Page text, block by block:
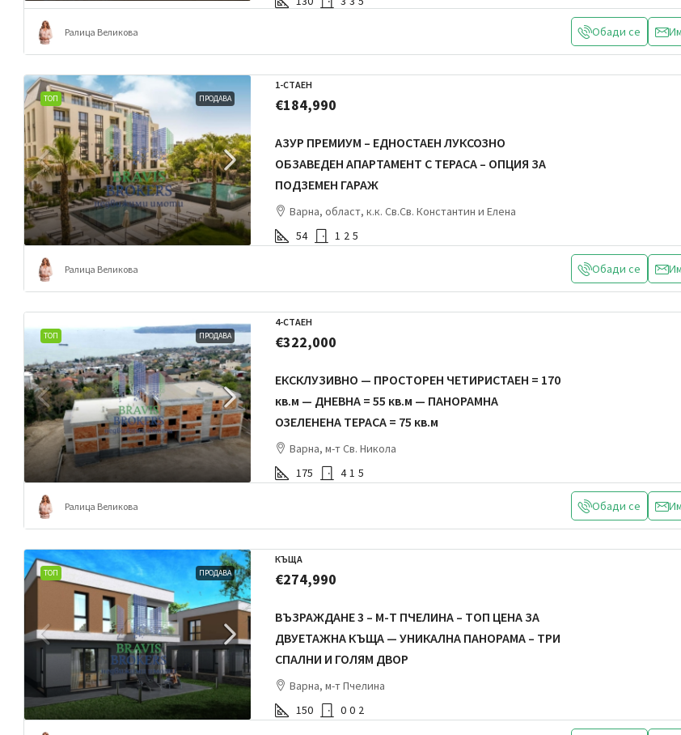
Ралица Великова Обади се
ТОП ПРОДАВА
1-СТАЕН
€184,990
АЗУР ПРЕМИУМ – ЕДНОСТАЕН ЛУКСОЗНО
ОБЗАВЕДЕН АПАРТАМЕНТ С ТЕРАСА – ОПЦИЯ ЗА
ПОДЗЕМЕН ГАРАЖ
Варна, област, к.к. Св.Св. Константин и Елена
54
1 2 5
Ралица Великова Обади се
ТОП ПРОДАВА
4-СТАЕН
€322,000
ЕКСКЛУЗИВНО — ПРОСТОРЕН ЧЕТИРИСТАЕН = 170
кв.м — ДНЕВНА = 55 кв.м — ПАНОРАМНА
ОЗЕЛЕНЕНА ТЕРАСА = 75 кв.м
Варна, м-т Св. Никола
175
4 1 5
Ралица Великова Обади се
ТОП ПРОДАВА
КЪЩА
€274,990
ВЪЗРАЖДАНЕ 3 – М-Т ПЧЕЛИНА – ТОП ЦЕНА ЗА
ДВУЕТАЖНА КЪЩА — УНИКАЛНА ПАНОРАМА – ТРИ
СПАЛНИ И ГОЛЯМ ДВОР
Варна, м-т Пчелина
150
0 0 2